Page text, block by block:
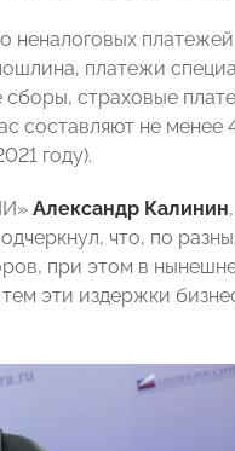
неналоговых платежей
платежи
страховые
составляют не менее
году).
Александр Калинин
что, по
при этом в
эти издержки